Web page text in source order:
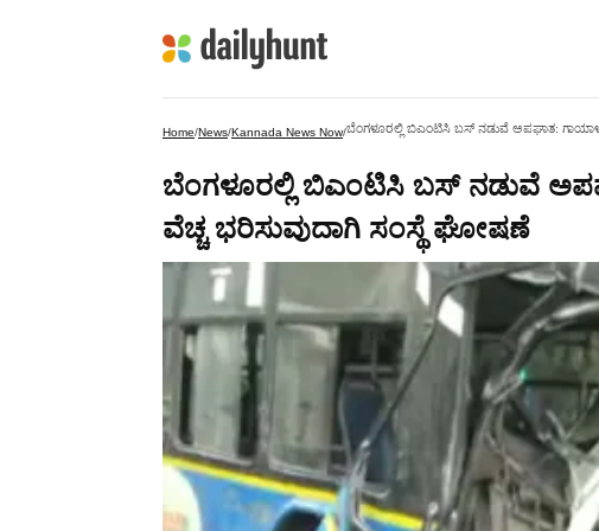
Home/News/Kannada News Now/ಬೆಂಗಳೂರಲ್ಲಿ ಬಿಎಂಟಿಸಿ ಬಸ್‌ ನಡುವೆ ಅಪಘಾತ:
ಬೆಂಗಳೂರಲ್ಲಿ ಬಿಎಂಟಿಸಿ ಬಸ್‌ ನಡುವೆ
ವೆಚ್ಚ ಭರಿಸುವುದಾಗಿ ಸಂಸ್ಥೆ ಘೋಷಣೆ